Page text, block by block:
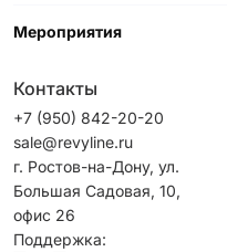
Мероприятия
Контакты
+7 (950) 842-20-20
sale@revyline.ru
г. Ростов-на-Дону, ул.
Большая Садовая, 10,
офис 26
Поддержка: